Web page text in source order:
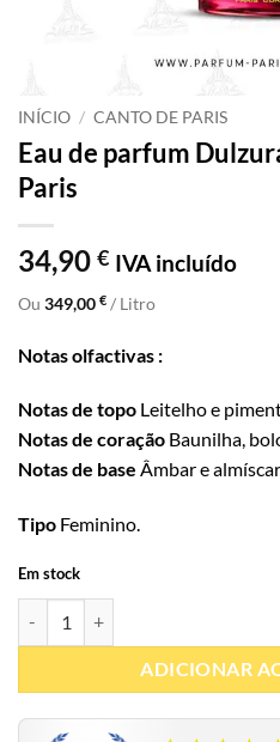
INÍCIO / CANTO DE PARIS
Eau de parfum
Paris
34,90 € IVA incluído
Ou 349,00 € / Litro
Notas olfactivas :
Notas de topo Leitelho e
Notas de coração Baunilha,
Notas de base Âmbar e
Tipo Feminino.
Em stock
ADICIONAR